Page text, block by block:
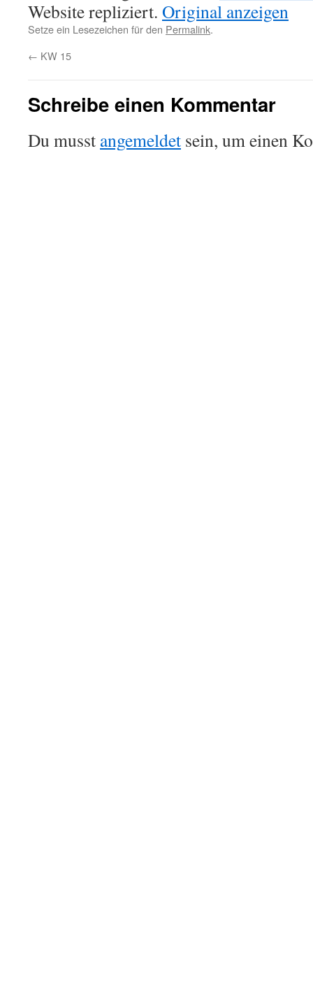
Website repliziert. Original anzeigen
Setze ein Lesezeichen für den Permalink.
← KW 15
Schreibe einen Kommentar
Du musst angemeldet sein, um einen